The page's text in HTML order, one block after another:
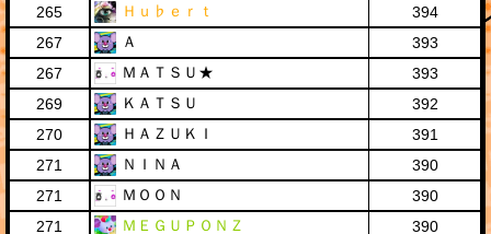
265
Ｈｕ♭ｅｒｔ
394
267
Ａ
393
267
ＭＡＴＳＵ★
393
269
ＫＡＴＳＵ
392
270
ＨＡＺＵＫＩ
391
271
ＮＩＮＡ
390
271
ＭＯＯＮ
390
271
ＭＥＧＵＰＯＮＺ
390